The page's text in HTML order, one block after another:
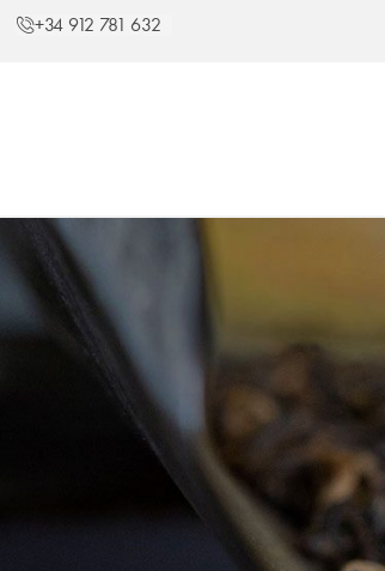
+34 912 781 632